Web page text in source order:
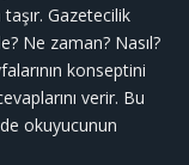
Gazetecilik
Ne zaman? Nasıl?
konseptini
verir. Bu
okuyucunun